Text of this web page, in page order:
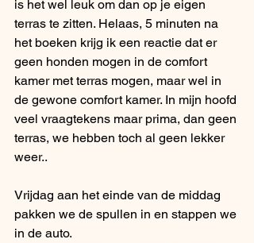
is het wel leuk om dan op je eigen
terras te zitten. Helaas, 5 minuten na
het boeken krijg ik een reactie dat er
geen honden mogen in de comfort
kamer met terras mogen, maar wel in
de gewone comfort kamer. In mijn hoofd
veel vraagtekens maar prima, dan geen
terras, we hebben toch al geen lekker
weer..
Vrijdag aan het einde van de middag
pakken we de spullen in en stappen we
in de auto.